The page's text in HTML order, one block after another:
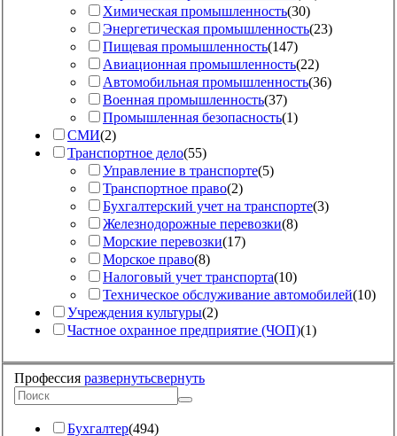
Химическая промышленность(30)
Энергетическая промышленность(23)
Пищевая промышленность(147)
Авиационная промышленность(22)
Автомобильная промышленность(36)
Военная промышленность(37)
Промышленная безопасность(1)
СМИ(2)
Транспортное дело(55)
Управление в транспорте(5)
Транспортное право(2)
Бухгалтерский учет на транспорте(3)
Железнодорожные перевозки(8)
Морские перевозки(17)
Морское право(8)
Налоговый учет транспорта(10)
Техническое обслуживание автомобилей(10)
Учреждения культуры(2)
Частное охранное предприятие (ЧОП)(1)
Профессия развернутьсвернуть
Бухгалтер(494)